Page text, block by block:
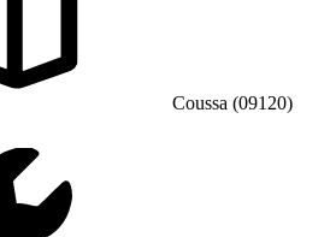
Coussa (09120)